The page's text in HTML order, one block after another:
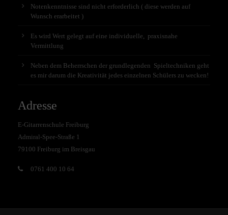
Notenkenntnisse sind nicht erforderlich ( diese werden auf
Wunsch erarbeitet )
Es wird Wert gelegt auf eine individuelle, praxisnahe
Vermittlung
Neben dem Beherrschen der grundlegenden Spieltechniken geht
es mir darum die Kreativität jedes einzelnen Schülers zu wecken!
Adresse
E-Gitarrenschule Freiburg
Admiral-Spee-Straße 1
79100 Freiburg im Breisgau
0761 400 10 64